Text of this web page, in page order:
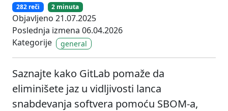
282 reči 2 minuta
Objavljeno 21.07.2025
Poslednja izmena 06.04.2026
Kategorije
general
Saznajte kako GitLab pomaže da
eliminišete jaz u vidljivosti lanca
snabdevanja softvera pomoću SBOM-a,